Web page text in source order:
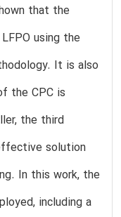
that the
using the
It is also
the CPC is
the third
solution
In this work, the
including a